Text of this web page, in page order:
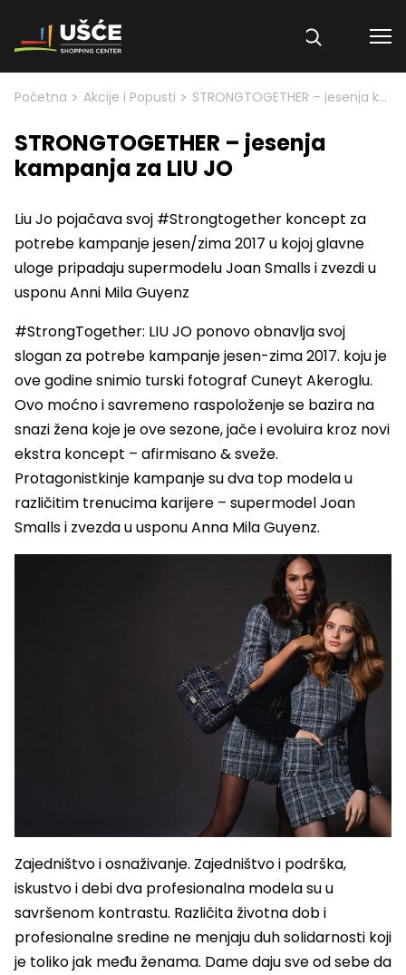
Skip to content
Početna > Akcije i Popusti > STRONGTOGETHER – jesenja kampanja za LIU JO
STRONGTOGETHER – jesenja
kampanja za LIU JO
Liu Jo pojačava svoj #Strongtogether koncept za
potrebe kampanje jesen/zima 2017 u kojoj glavne
uloge pripadaju supermodelu Joan Smalls i zvezdi u
usponu Anni Mila Guyenz
#StrongTogether: LIU JO ponovo obnavlja svoj
slogan za potrebe kampanje jesen-zima 2017. koju je
ove godine snimio turski fotograf Cuneyt Akeroglu.
Ovo moćno i savremeno raspoloženje se bazira na
snazi žena koje je ove sezone, jače i evoluira kroz novi
ekstra koncept – afirmisano & sveže.
Protagonistkinje kampanje su dva top modela u
različitim trenucima karijere – supermodel Joan
Smalls i zvezda u usponu Anna Mila Guyenz.
Zajedništvo i osnaživanje. Zajedništvo i podrška,
iskustvo i debi dva profesionalna modela su u
savršenom kontrastu. Različita životna dob i
profesionalne sredine ne menjaju duh solidarnosti koji
je toliko jak među ženama. Dame daju sve od sebe da